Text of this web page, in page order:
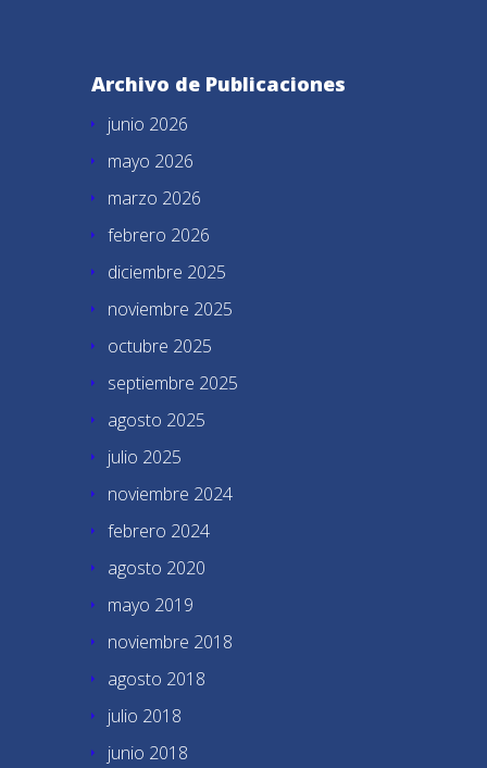
Archivo de Publicaciones
junio 2026
mayo 2026
marzo 2026
febrero 2026
diciembre 2025
noviembre 2025
octubre 2025
septiembre 2025
agosto 2025
julio 2025
noviembre 2024
febrero 2024
agosto 2020
mayo 2019
noviembre 2018
agosto 2018
julio 2018
junio 2018